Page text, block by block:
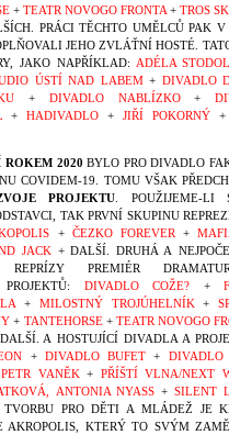
+ TEATR NOVOGO FRONTA + TROS
PRÁCI TĚCHTO UMĚLCŮ PAK V
JEHO ZVLÁŤNÍ HOSTÉ.
JAKO NAPŘÍKLAD:
ADÉLA
ÚSTÍ NAD LABEM+ DIVADLO
+ DIVADLO NABLÍZKO+
+HADIVADLO +JIŘÍ POKORNÝ
ROKEM 2020 BYLO PRO DIVADLO
COVIDEM-19. TOMU VŠAK
PROJEKTU . POUŽIJEME-LI
TAK PRVNÍ SKUPINU
+ ČEZKO FOREVER +
JACK + DALŠÍ. DRUHÁ A
PREMIÉR
DIVADLO COŽE? +
+ MILOSTNÝ TROJÚHELNÍK+
+ TANTEHORSE+ TEATR NOVOGO
A HOSTUJÍCÍ DIVADLA A
+ DIVADLO BUFET + DIVADLO
PETR VANĚK+ PŘÍŠTÍ VLNA/NEXT
ANTONIA NYASS +SILENT
PRO DĚTI A MLÁDEŽ JE
AKROPOLIS, KTERÝ TO SVÝM